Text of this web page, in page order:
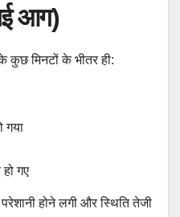
आग)
कुछ मिनटों के भीतर ही:
गया
गए
होने लगी और स्थिति तेजी